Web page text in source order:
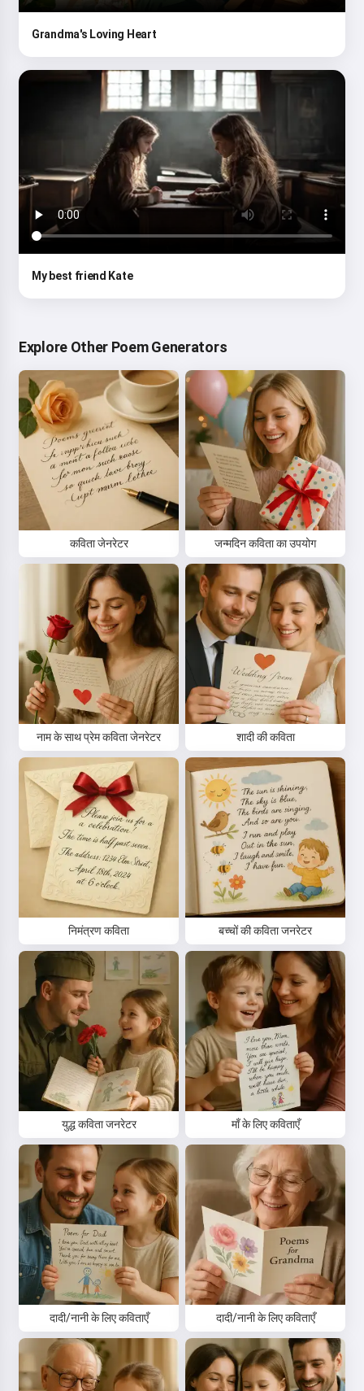
Grandma's Loving Heart
My best friend Kate
Explore Other Poem Generators
कविता जेनरेटर जन्मदिन कविता का उपयोग
नाम के साथ प्रेम कविता जेनरेटर शादी की कविता
निमंत्रण कविता बच्चों की कविता जनरेटर
युद्ध कविता जनरेटर माँ के लिए कविताएँ
दादी/नानी के लिए कविताएँ दादी/नानी के लिए कविताएँ